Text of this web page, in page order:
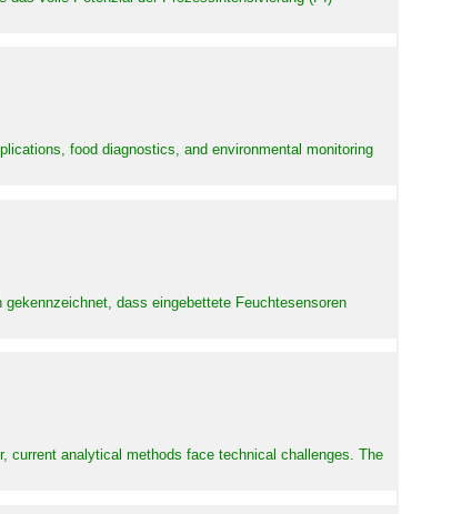
food diagnostics, and environmental monitoring
dass eingebettete Feuchtesensoren
current analytical methods face technical challenges. The